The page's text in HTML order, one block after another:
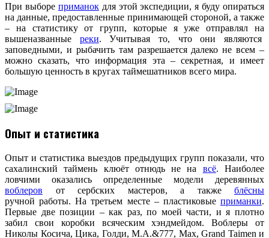
При выборе приманокдля этой экспедиции, я буду опираться
на данные, предоставленные принимающей стороной, а также
– на статистику от групп, которые я уже отправлял на
вышеназванные реки. Учитывая то, что они являются
заповедными, и рыбачить там разрешается далеко не всем –
можно сказать, что информация эта – секретная, и имеет
большую ценность в кругах таймешатников всего мира.
Опыт и статистика
Опыт и статистика выездов предыдущих групп показали, что
сахалинский таймень клюёт отнюдь не на всё. Наиболее
ловчими оказались определенные модели деревянных
воблеров от сербских мастеров, а также блёсны
ручной работы. На третьем месте – пластиковые приманки.
Первые две позиции – как раз, по моей части, и я плотно
забил свои коробки всяческим хэндмейдом. Воблеры от
Николы Косича, Цика, Голди, М.А.&777, Мax, Grand Taimen и